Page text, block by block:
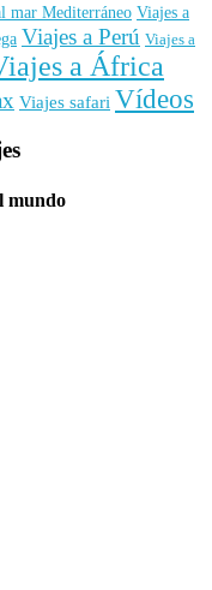
mar Mediterráneo Viajes a
Viajes a Perú Viajes a
a África
Viajes safari Vídeos
mundo